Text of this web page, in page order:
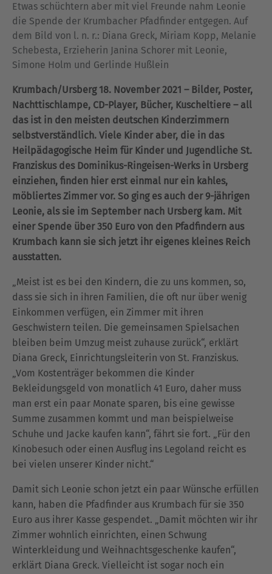
Etwas schüchtern aber mit viel Freunde nahm Leonie
die Spende der Krumbacher Pfadfinder entgegen. Auf
dem Bild von l. n. r.: Diana Greck, Miriam Kopp, Melanie
Schebesta, Erzieherin Janina Schorer mit Leonie,
Simone Holm und Gerlinde Hußlein
Krumbach/Ursberg 18. November 2021 – Bilder, Poster,
Nachttischlampe, CD-Player, Bücher, Kuscheltiere – all
das ist in den meisten deutschen Kinderzimmern
selbstverständlich. Viele Kinder aber, die in das
Heilpädagogische Heim für Kinder und Jugendliche St.
Franziskus des Dominikus-Ringeisen-Werks in Ursberg
einziehen, finden hier erst einmal nur ein kahles,
möbliertes Zimmer vor. So ging es auch der 9-jährigen
Leonie, als sie im September nach Ursberg kam. Mit
einer Spende über 350 Euro von den Pfadfindern aus
Krumbach kann sie sich jetzt ihr eigenes kleines Reich
ausstatten.
„Meist ist es bei den Kindern, die zu uns kommen, so,
dass sie sich in ihren Familien, die oft nur über wenig
Einkommen verfügen, ein Zimmer mit ihren
Geschwistern teilen. Die gemeinsamen Spielsachen
bleiben beim Umzug meist zuhause zurück“, erklärt
Diana Greck, Einrichtungsleiterin von St. Franziskus.
„Vom Kostenträger bekommen die Kinder
Bekleidungsgeld von monatlich 41 Euro, daher muss
man erst ein paar Monate sparen, bis eine gewisse
Summe zusammen kommt und man beispielweise
Schuhe und Jacke kaufen kann“, fährt sie fort. „Für den
Kinobesuch oder einen Ausflug ins Legoland reicht es
bei vielen unserer Kinder nicht.“
Damit sich Leonie schon jetzt ein paar Wünsche erfüllen
kann, haben die Pfadfinder aus Krumbach für sie 350
Euro aus ihrer Kasse gespendet. „Damit möchten wir ihr
Zimmer wohnlich einrichten, einen Schwung
Winterkleidung und Weihnachtsgeschenke kaufen“,
erklärt Diana Greck. Vielleicht ist sogar noch ein